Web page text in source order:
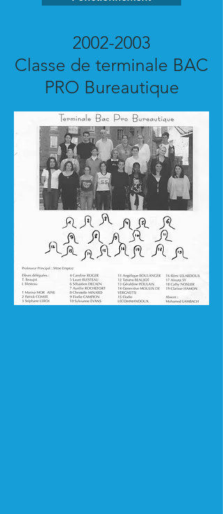
2002-2003
Classe de terminale BAC
PRO Bureautique